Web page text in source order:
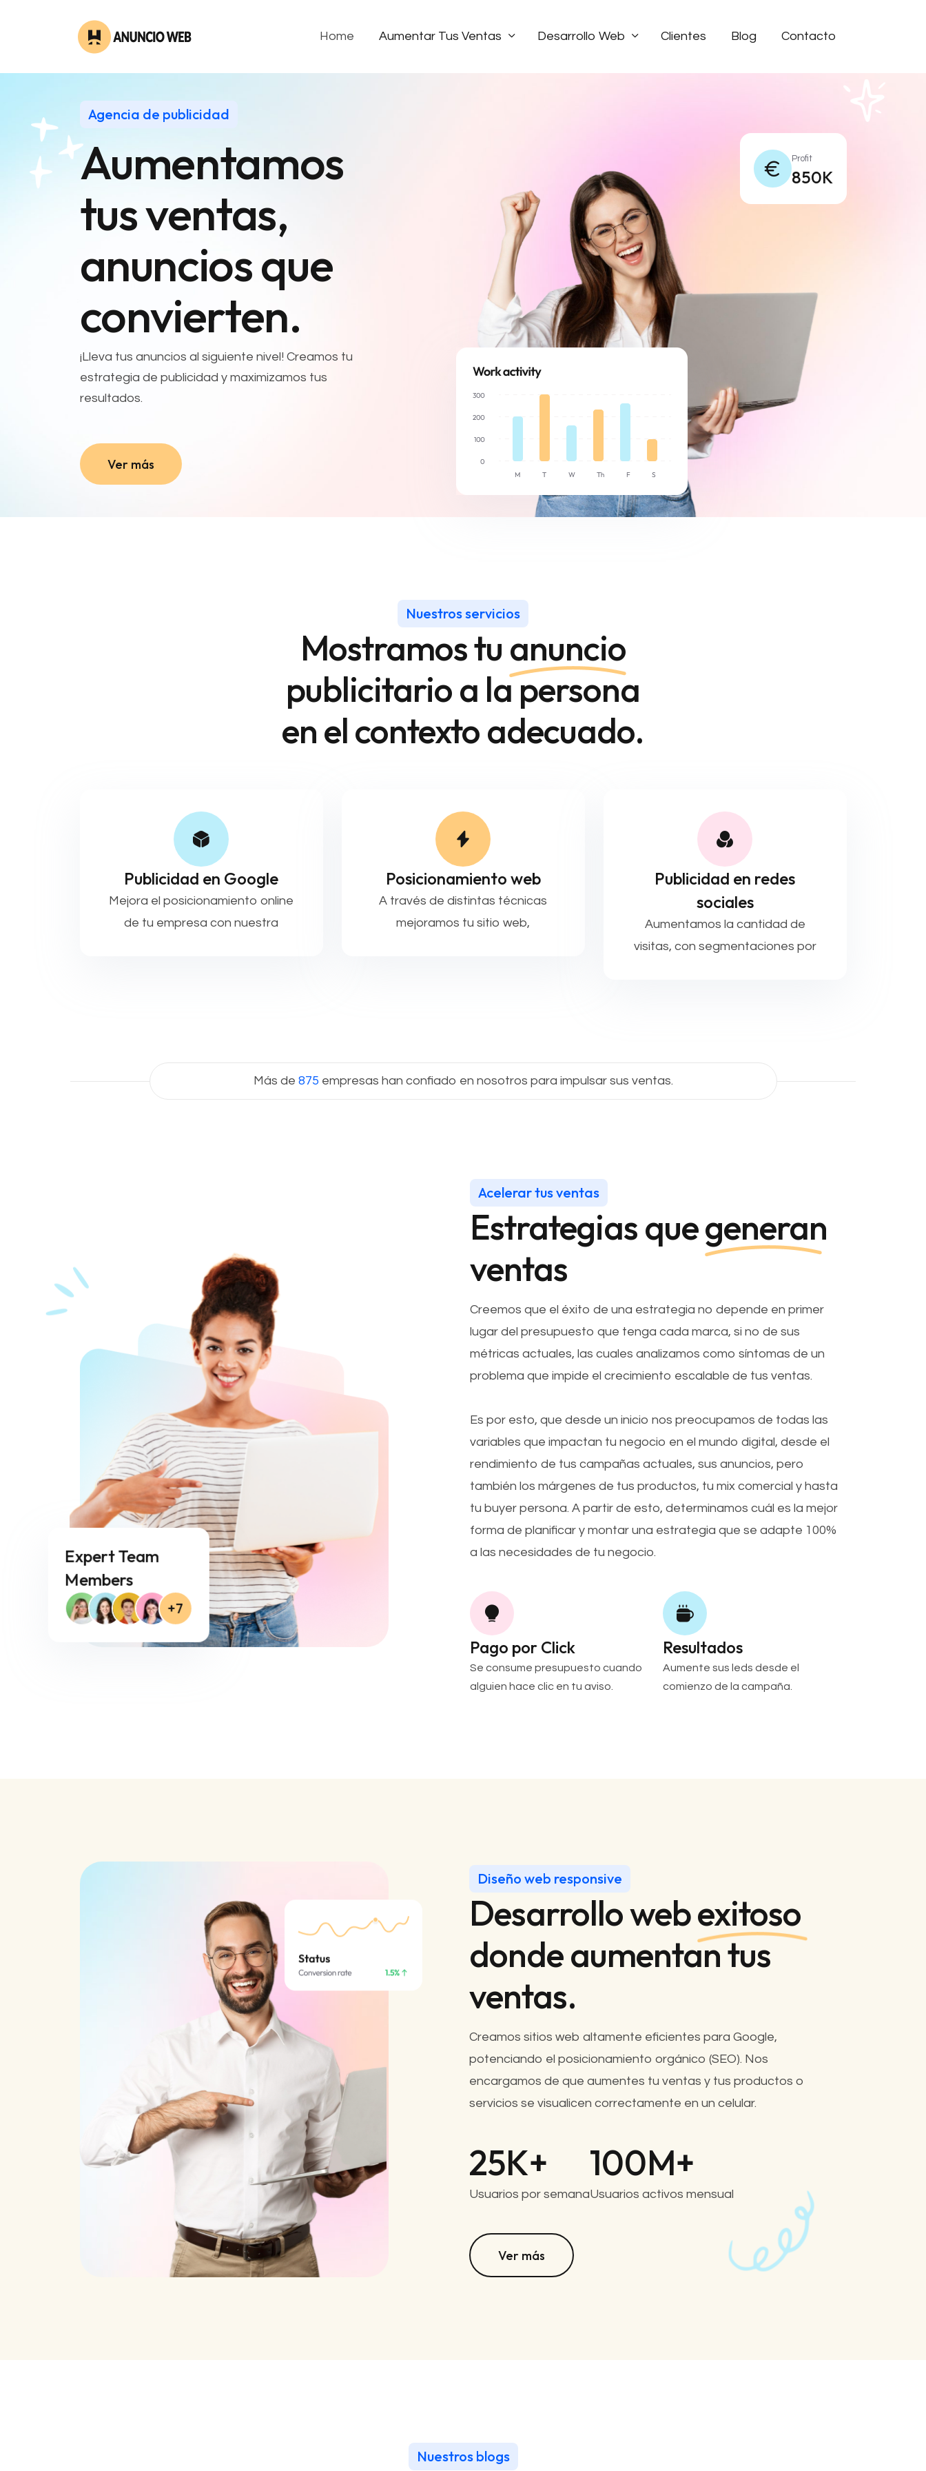
Home Aumentar Tus Ventas Desarrollo Web Clientes Blog Contacto
Agencia de publicidad
Aumentamos
tus ventas,
anunciosque
convierten.
¡Lleva tus anuncios al siguiente nivel! Creamos tu
estrategia de publicidad y maximizamos tus
resultados.
Ver más
Ver más
Profit
850K
Nuestros servicios
Mostramos tu anuncio
publicitario a la persona
en el contexto adecuado.
Publicidad en Google
Mejora el posicionamiento online
de tu empresa con nuestra
Posicionamiento web
A través de distintas técnicas
mejoramos tu sitio web,
Publicidad en redes
sociales
Aumentamos la cantidad de
visitas, con segmentaciones por
Más de 875 empresas han confiado en nosotros para impulsar sus ventas.
Expert Team
Members
+7
Acelerar tus ventas
Estrategias quegeneran
ventas
Creemos que el éxito de una estrategia no depende en primer
lugar del presupuesto que tenga cada marca, si no de sus
métricas actuales, las cuales analizamos como síntomas de un
problema que impide el crecimiento escalable de tus ventas.
Es por esto, que desde un inicio nos preocupamos de todas las
variables que impactan tu negocio en el mundo digital, desde el
rendimiento de tus campañas actuales, sus anuncios, pero
también los márgenes de tus productos, tu mix comercial y hasta
tu buyer persona. A partir de esto, determinamos cuál es la mejor
forma de planificar y montar una estrategia que se adapte 100%
a las necesidades de tu negocio.
Pago por Click
Se consume presupuesto cuando
alguien hace clic en tu aviso.
Resultados
Aumente sus leds desde el
comienzo de la campaña.
Diseño web responsive
Desarrollo webexitoso
donde aumentan tus
ventas.
Creamos sitios web altamente eficientes para Google,
potenciando el posicionamiento orgánico (SEO). Nos
encargamos de que aumentes tu ventas y tus productos o
servicios se visualicen correctamente en un celular.
25K+
Usuarios por semana
100M+
Usuarios activos mensual
Ver más
Ver más
Nuestros blogs